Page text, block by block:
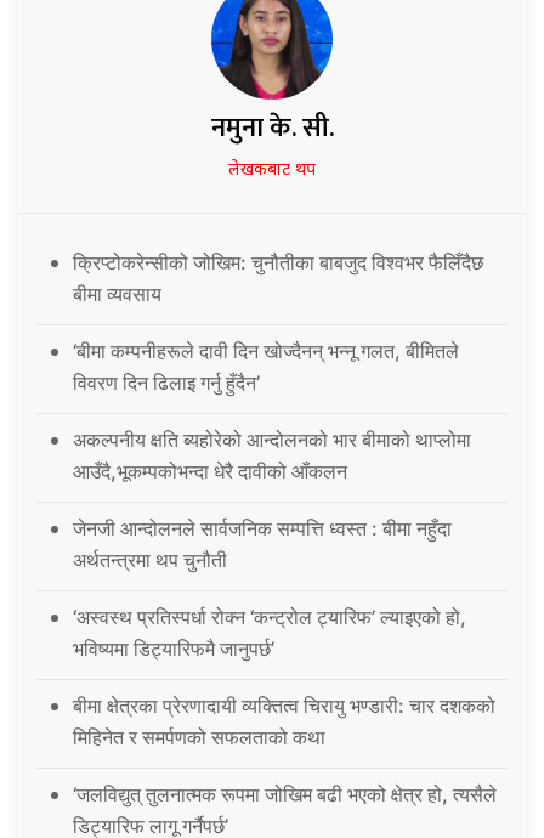
नमुना के. सी.
लेखकबाट थप
क्रिप्टोकरेन्सीको जोखिम: चुनौतीका बाबजुद विश्वभर फैलिँदैछ
बीमा व्यवसाय
‘बीमा कम्पनीहरूले दावी दिन खोज्दैनन् भन्नू गलत, बीमितले
विवरण दिन ढिलाइ गर्नु हुँदैन’
अकल्पनीय क्षति ब्यहोरेको आन्दोलनको भार बीमाको थाप्लोमा
आउँदै,भूकम्पकोभन्दा धेरै दावीको आँकलन
जेनजी आन्दोलनले सार्वजनिक सम्पत्ति ध्वस्त : बीमा नहुँदा
अर्थतन्त्रमा थप चुनौती
‘अस्वस्थ प्रतिस्पर्धा रोक्न ‘कन्ट्रोल ट्यारिफ’ ल्याइएको हो,
भविष्यमा डिट्यारिफमै जानुपर्छ’
बीमा क्षेत्रका प्रेरणादायी व्यक्तित्व चिरायु भण्डारी: चार दशकको
मिहिनेत र समर्पणको सफलताको कथा
‘जलविद्युत् तुलनात्मक रूपमा जोखिम बढी भएको क्षेत्र हो, त्यसैले
डिट्यारिफ लागू गर्नैपर्छ’